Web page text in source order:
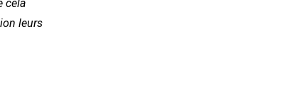
cela
leurs